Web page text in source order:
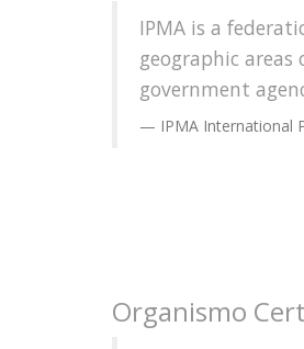
IPMA is a
geographic
government
IPMA International
Organismo